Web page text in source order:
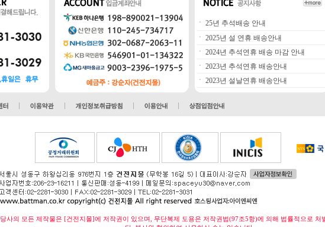
ㆍ 25년 추석배송 안내
ㆍ 2025년 설 연휴 배송안내
ㆍ 2024년 추석연휴 배송 마감 안내
ㆍ 2023년 추석연휴 배송안내
ㆍ 2023년 설날연휴 배송안내
당사의 모든 제작물은 [건전지몰]에 저작권이 있으며, 무단복제 도용은 저작권법(97조5항)에 의해 법률적으로 처